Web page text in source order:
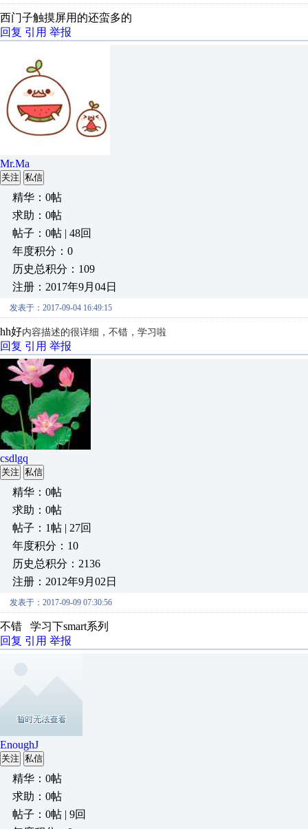
西门子触摸屏用的还蛮多的
回复 引用 举报
Mr.Ma
关注 私信
精华：0帖
求助：0帖
帖子：0帖 | 48回
年度积分：0
历史总积分：109
注册：2017年9月04日
发表于：2017-09-04 16:49:15
hh好内容描述的很详细，不错，学习啦
回复 引用 举报
csdlgq
关注 私信
精华：0帖
求助：0帖
帖子：1帖 | 27回
年度积分：10
历史总积分：2136
注册：2012年9月02日
发表于：2017-09-09 07:30:56
不错 学习下smart系列
回复 引用 举报
EnoughJ
关注 私信
精华：0帖
求助：0帖
帖子：0帖 | 9回